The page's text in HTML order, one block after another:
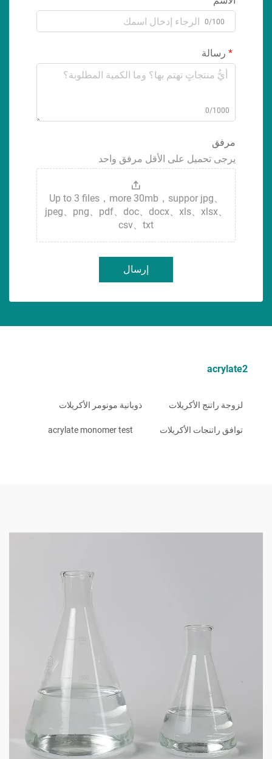
0/100
رسالة
0/1000
مرفق
يرجى تحميل على الأقل مرفق واحد
Up to 3 files，more 30mb，suppor jpg、
jpeg、png、pdf、doc、docx、xls、xlsx、
csv、txt
إرسال
acrylate2
لزوجة راتنج الأكريلات ذوبانية مونومر الأكريلات
توافق راتنجات الأكريلات acrylate monomer test